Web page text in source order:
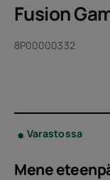
Fusion
8P00000332
Varastossa
Mene